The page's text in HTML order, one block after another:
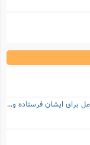
رساله اى در پاسخ به پرسشهایى که از جبل عامل براى ایشان فرستاده و در آن شبهاتى درباره قرآن نموده بودن